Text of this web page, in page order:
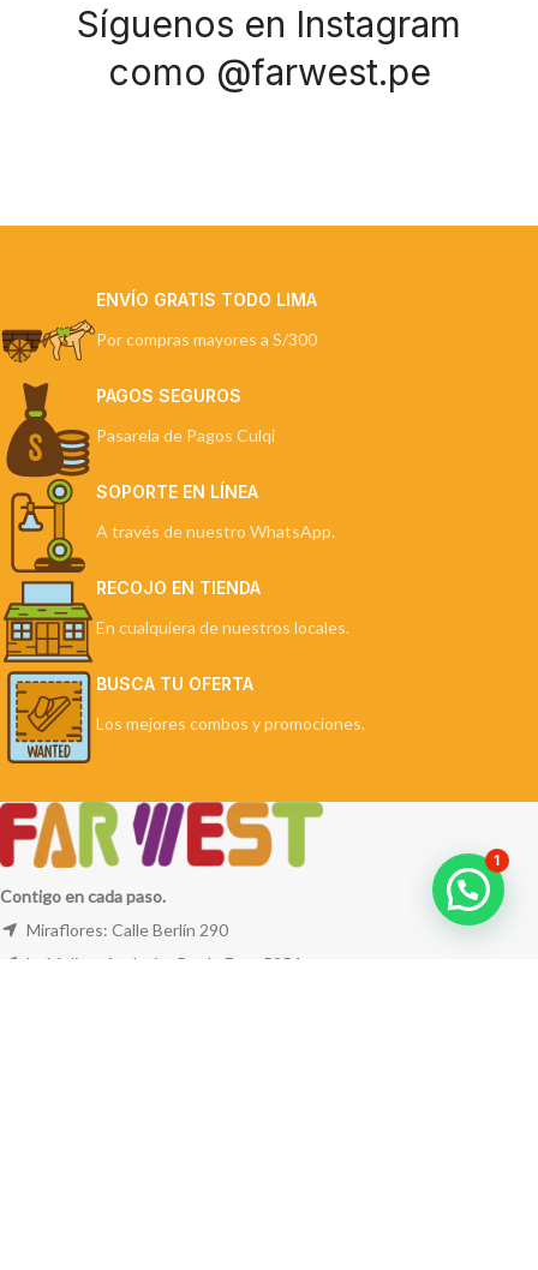
Síguenos en Instagram
como @farwest.pe
ENVÍO GRATIS TODO LIMA
Por compras mayores a S/300
PAGOS SEGUROS
Pasarela de Pagos Culqi
SOPORTE EN LÍNEA
A través de nuestro WhatsApp.
RECOJO EN TIENDA
En cualquiera de nuestros locales.
BUSCA TU OFERTA
Los mejores combos y promociones.
Contigo en cada paso.
Miraflores: Calle Berlín 290
La Molina: Av. Javier Prado Este 5254
1